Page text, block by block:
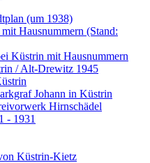
(um 1938)
Hausnummern (Stand:
Küstrin mit Hausnummern
/ Alt-Drewitz 1945
Johann in Küstrin
Hirnschädel
- 1931
Küstrin-Kietz